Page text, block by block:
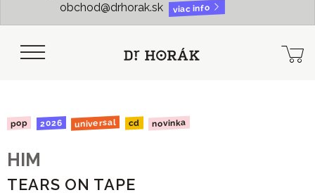
obchod@drhorak.sk
viac info
pop 2026 universal cd novinka
HIM
TEARS ON TAPE